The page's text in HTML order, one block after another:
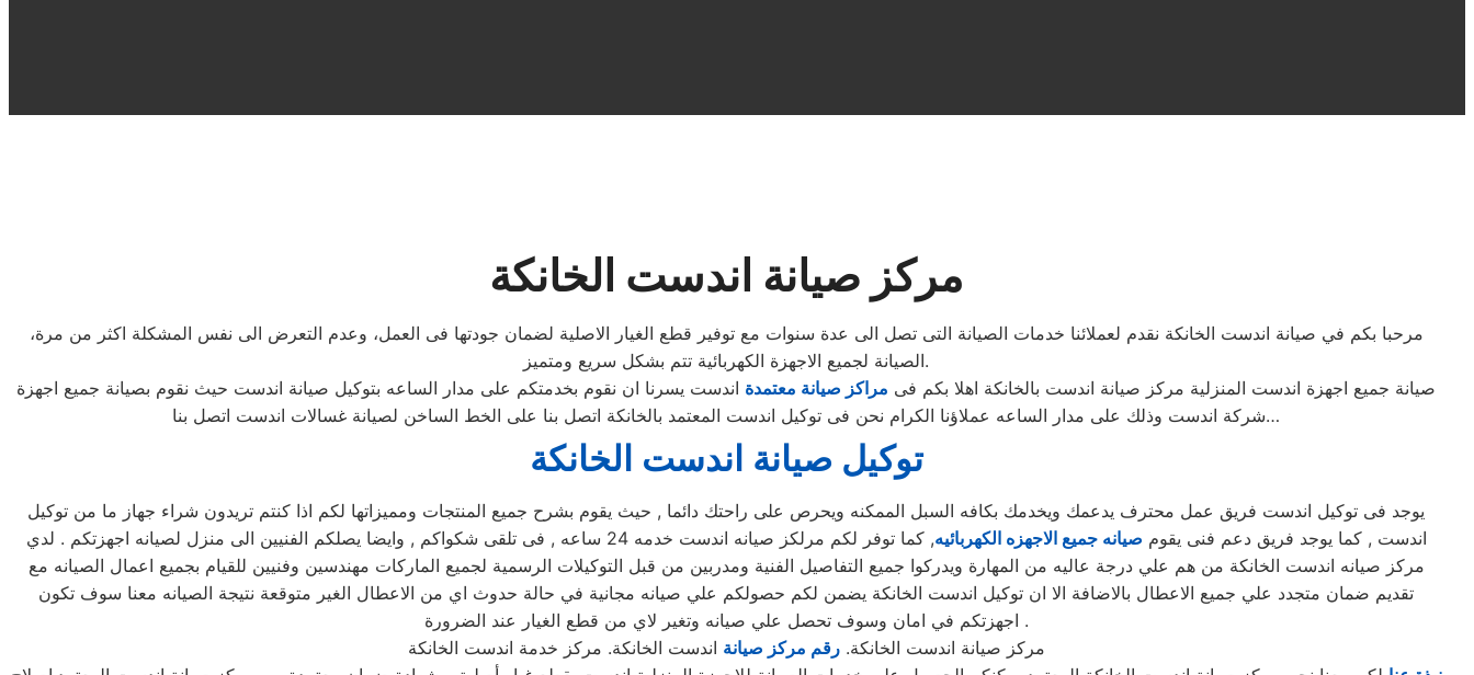
مركز صيانة اندست الخانكة
مرحبا بكم في صيانة اندست الخانكة نقدم لعملائنا خدمات الصيانة التى تصل الى عدة سنوات مع توفير قطع الغيار الاصلية لضمان جودتها فى العمل، وعدم التعرض الى نفس المشكلة اكثر من مرة،
الصيانة لجميع الاجهزة الكهربائية تتم بشكل سريع ومتميز.
صيانة جميع اجهزة اندست المنزلية مركز صيانة اندست بالخانكة اهلا بكم فى مراكز صيانة معتمدة اندست يسرنا ان نقوم بخدمتكم على مدار الساعه بتوكيل صيانة اندست حيث نقوم بصيانة جميع اجهزة
شركة اندست وذلك على مدار الساعه عملاؤنا الكرام نحن فى توكيل اندست المعتمد بالخانكة اتصل بنا على الخط الساخن لصيانة غسالات اندست اتصل بنا…
توكيل صيانة اندست الخانكة
يوجد فى توكيل اندست فريق عمل محترف يدعمك ويخدمك بكافه السبل الممكنه ويحرص على راحتك دائما , حيث يقوم بشرح جميع المنتجات ومميزاتها لكم اذا كنتم تريدون شراء جهاز ما من توكيل
اندست , كما يوجد فريق دعم فنى يقوم صيانه جميع الاجهزه الكهربائيه
, كما توفر لكم مرلكز صيانه اندست خدمه 24 ساعه , فى تلقى شكواكم , وايضا يصلكم الفنيين الى منزل لصيانه اجهزتكم . لدي
مركز صيانه اندست الخانكة من هم علي درجة عاليه من المهارة ويدركوا جميع التفاصيل الفنية ومدربين من قبل التوكيلات الرسمية لجميع الماركات مهندسين وفنيين للقيام بجميع اعمال الصيانه مع
تقديم ضمان متجدد علي جميع الاعطال بالاضافة الا ان توكيل اندست الخانكة يضمن لكم حصولكم علي صيانه مجانية في حالة حدوث اي من الاعطال الغير متوقعة نتيجة الصيانه معنا سوف تكون
اجهزتكم في امان وسوف تحصل علي صيانه وتغير لاي من قطع الغيار عند الضرورة .
مركز صيانة اندست الخانكة.رقم مركز صيانة اندست الخانكة. مركز خدمة اندست الخانكة